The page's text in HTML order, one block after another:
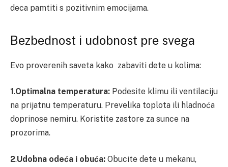
deca pamtiti s pozitivnim emocijama.
Bezbednost i udobnost pre svega
Evo proverenih saveta kako zabaviti dete u kolima:
1.Optimalna temperatura: Podesite klimu ili ventilaciju
na prijatnu temperaturu. Prevelika toplota ili hladnoća
doprinose nemiru. Koristite zastore za sunce na
prozorima.
2.Udobna odeća i obuća: Obucite dete u mekanu,